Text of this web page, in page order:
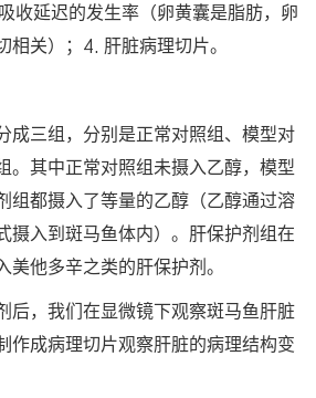
收延迟的发生率（卵黄囊是脂肪，卵
相关）；4. 肝脏病理切片。
成三组，分别是正常对照组、模型对
。其中正常对照组未摄入乙醇，模型
组都摄入了等量的乙醇（乙醇通过溶
摄入到斑马鱼体内）。肝保护剂组在
美他多辛之类的肝保护剂。
后，我们在显微镜下观察斑马鱼肝脏
作成病理切片观察肝脏的病理结构变